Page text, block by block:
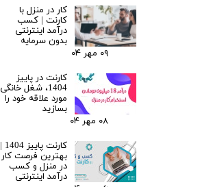
کار در منزل با
کارنت | کسب
درآمد اینترنتی
بدون سرمایه
۰۹ مهر ۰۴
کارنت در پاییز
1404، شغل خانگی
مورد علاقه خود را
بسازید
۰۸ مهر ۰۴
کارنت پاییز 1404 |
بهترین فرصت کار
در منزل و کسب
درآمد اینترنتی